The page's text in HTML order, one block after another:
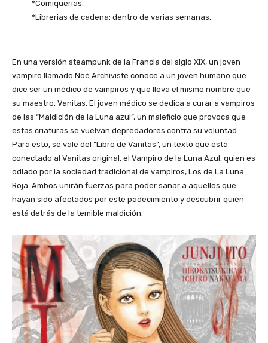
*Comiquerías.
*Librerias de cadena: dentro de varias semanas.
En una versión steampunk de la Francia del siglo XIX, un joven
vampiro llamado Noé Archiviste conoce a un joven humano que
dice ser un médico de vampiros y que lleva el mismo nombre que
su maestro, Vanitas. El joven médico se dedica a curar a vampiros
de las “Maldición de la Luna azul”, un maleficio que provoca que
estas criaturas se vuelvan depredadores contra su voluntad.
Para esto, se vale del “Libro de Vanitas”, un texto que está
conectado al Vanitas original, el Vampiro de la Luna Azul, quien es
odiado por la sociedad tradicional de vampiros, Los de La Luna
Roja. Ambos unirán fuerzas para poder sanar a aquellos que
hayan sido afectados por este padecimiento y descubrir quién
está detrás de la temible maldición.